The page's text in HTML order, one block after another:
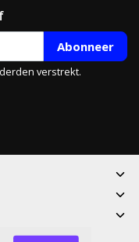
Abonneer
verstrekt.